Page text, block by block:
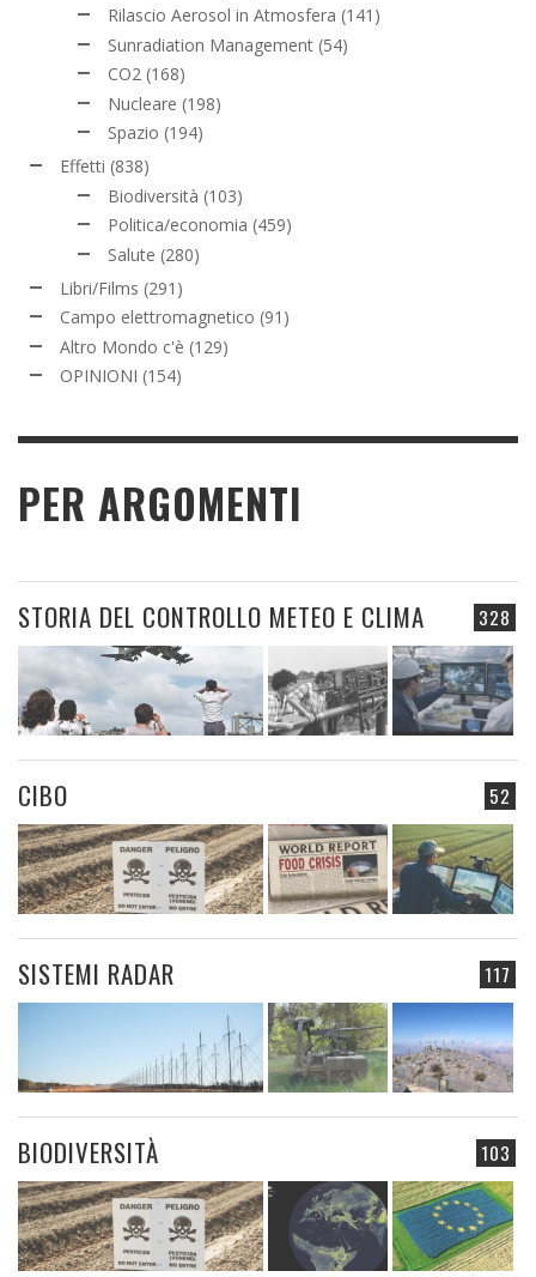
Rilascio Aerosol in Atmosfera (141)
Sunradiation Management (54)
CO2 (168)
Nucleare (198)
Spazio (194)
Effetti (838)
Biodiversità (103)
Politica/economia (459)
Salute (280)
Libri/Films (291)
Campo elettromagnetico (91)
Altro Mondo c'è (129)
OPINIONI (154)
PER ARGOMENTI
328
STORIA DEL CONTROLLO METEO E CLIMA
52
CIBO
117
SISTEMI RADAR
103
BIODIVERSITÀ